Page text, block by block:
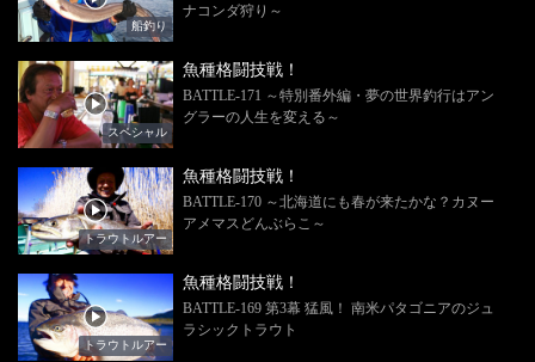
船釣り
ナコンダ狩り～
スペシャル
魚種格闘技戦！
BATTLE-171 ～特別番外編・夢の世界釣行はアン
グラーの人生を変える～
トラウトルアー
魚種格闘技戦！
BATTLE-170 ～北海道にも春が来たかな？カヌー
アメマスどんぶらこ～
トラウトルアー
魚種格闘技戦！
BATTLE-169 第3幕 猛風！ 南米パタゴニアのジュ
ラシックトラウト